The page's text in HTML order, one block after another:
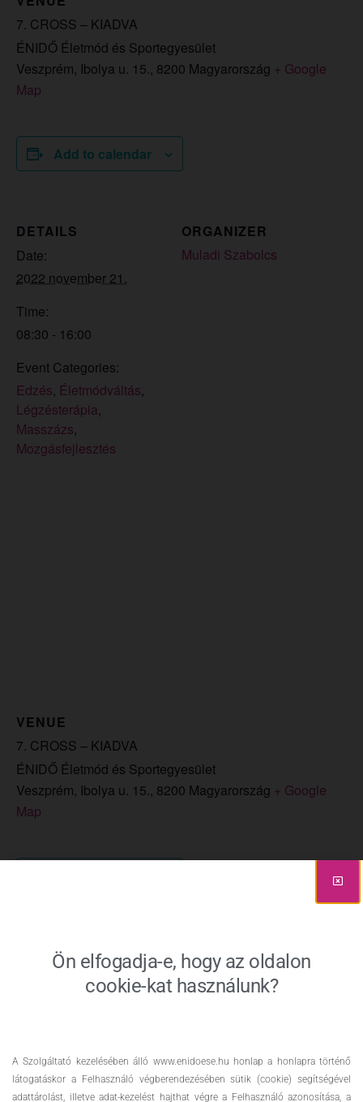
7. CROSS – KIADVA
ÉNIDŐ Életmód és Sportegyesület
Veszprém, Ibolya u. 15., 8200 Magyarország + Google
Map
Add to calendar
DETAILS
Date:
2022 november 21.
Time:
08:30 - 16:00
Event Categories:
Edzés, Életmódváltás,
Légzésterápia,
Masszázs,
Mozgásfejlesztés
ORGANIZER
Muladi Szabolcs
VENUE
7. CROSS – KIADVA
ÉNIDŐ Életmód és Sportegyesület
Veszprém, Ibolya u. 15., 8200 Magyarország + Google
Map
DETAILS
08:30 - 16:00
Event Categories:
ORGANIZER
Muladi Szabolcs
Ön elfogadja-e, hogy az oldalon
cookie-kat használunk?
A Szolgáltató kezelésében álló www.enidoese.hu honlap a honlapra történő
látogatáskor a Felhasználó végberendezésében sütik (cookie) segítségével
adattárolást, illetve adat-kezelést hajthat végre a Felhasználó azonosítása, a